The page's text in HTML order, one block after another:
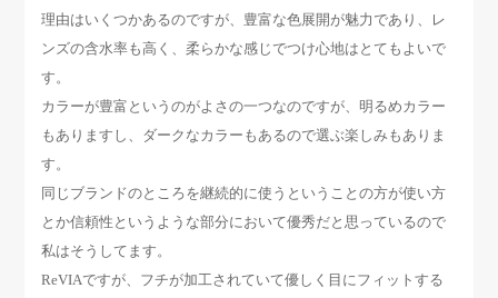
理由はいくつかあるのですが、豊富な色展開が魅力であり、レ
ンズの含水率も高く、柔らかな感じでつけ心地はとてもよいで
す。
カラーが豊富というのがよさの一つなのですが、明るめカラー
もありますし、ダークなカラーもあるので選ぶ楽しみもありま
す。
同じブランドのところを継続的に使うということの方が使い方
とか信頼性というような部分において優秀だと思っているので
私はそうしてます。
ReVIAですが、フチが加工されていて優しく目にフィットする